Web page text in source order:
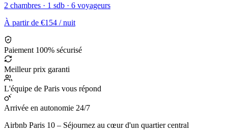
2 chambres · 1 sdb · 6 voyageurs
À partir de €154 / nuit
Paiement 100% sécurisé
Meilleur prix garanti
L'équipe de Paris vous répond
Arrivée en autonomie 24/7
Airbnb Paris 10 – Séjournez au cœur d'un quartier central